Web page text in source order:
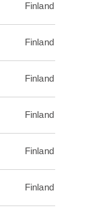
Finland
Finland
Finland
Finland
Finland
Finland